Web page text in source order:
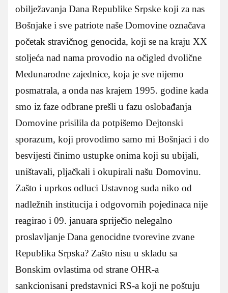
obilježavanja Dana Republike Srpske koji za nas
Bošnjake i sve patriote naše Domovine označava
početak stravičnog genocida, koji se na kraju XX
stoljeća nad nama provodio na očigled dvolične
Međunarodne zajednice, koja je sve nijemo
posmatrala, a onda nas krajem 1995. godine kada
smo iz faze odbrane prešli u fazu oslobađanja
Domovine prisilila da potpišemo Dejtonski
sporazum, koji provodimo samo mi Bošnjaci i do
besvijesti činimo ustupke onima koji su ubijali,
uništavali, pljačkali i okupirali našu Domovinu.
Zašto i uprkos odluci Ustavnog suda niko od
nadležnih institucija i odgovornih pojedinaca nije
reagirao i 09. januara spriječio nelegalno
proslavljanje Dana genocidne tvorevine zvane
Republika Srpska? Zašto nisu u skladu sa
Bonskim ovlastima od strane OHR-a
sankcionisani predstavnici RS-a koji ne poštuju